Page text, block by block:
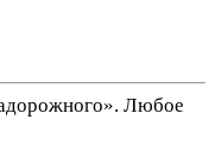
Любое